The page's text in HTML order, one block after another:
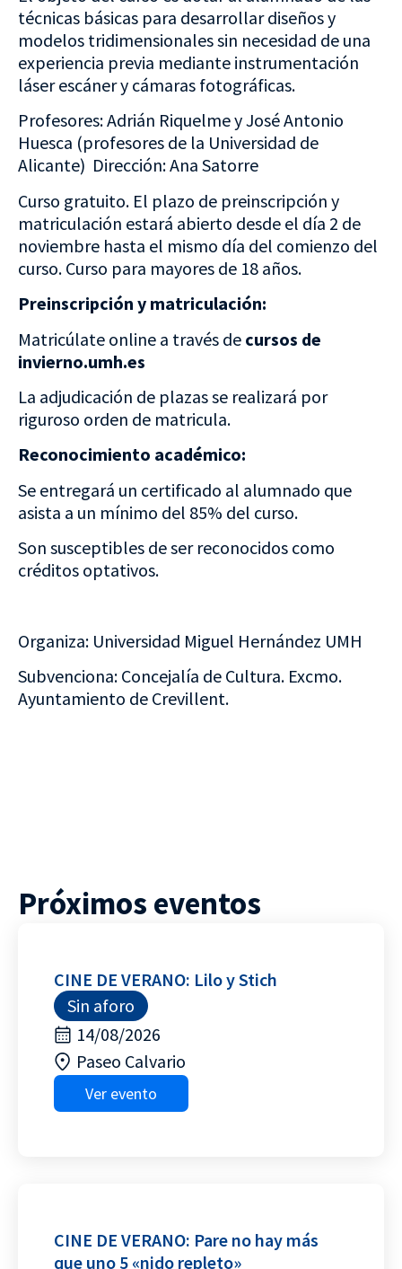
técnicas básicas para desarrollar diseños y
modelos tridimensionales sin necesidad de una
experiencia previa mediante instrumentación
láser escáner y cámaras fotográficas.
Profesores: Adrián Riquelme y José Antonio
Huesca (profesores de la Universidad de
Alicante) Dirección: Ana Satorre
Curso gratuito. El plazo de preinscripción y
matriculación estará abierto desde el día 2 de
noviembre hasta el mismo día del comienzo del
curso. Curso para mayores de 18 años.
Preinscripción y matriculación:
Matricúlate online a través de cursos de
invierno.umh.es
La adjudicación de plazas se realizará por
riguroso orden de matricula.
Reconocimiento académico:
Se entregará un certificado al alumnado que
asista a un mínimo del 85% del curso.
Son susceptibles de ser reconocidos como
créditos optativos.
Organiza: Universidad Miguel Hernández UMH
Subvenciona: Concejalía de Cultura. Excmo.
Ayuntamiento de Crevillent.
Próximos eventos
CINE DE VERANO: Lilo y Stich
Sin aforo
14/08/2026
Paseo Calvario
Ver evento
CINE DE VERANO: Pare no hay más
que uno 5 «nido repleto»